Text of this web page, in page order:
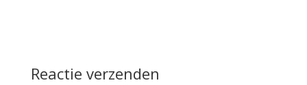
Reactie verzenden